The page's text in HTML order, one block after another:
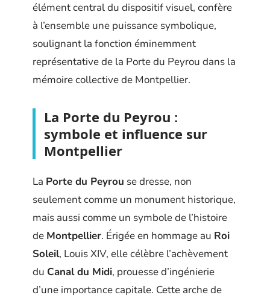
élément central du dispositif visuel, confère
à l’ensemble une puissance symbolique,
soulignant la fonction éminemment
représentative de la Porte du Peyrou dans la
mémoire collective de Montpellier.
La Porte du Peyrou :
symbole et influence sur
Montpellier
La Porte du Peyrou se dresse, non
seulement comme un monument historique,
mais aussi comme un symbole de l’histoire
de Montpellier. Érigée en hommage au Roi
Soleil, Louis XIV, elle célèbre l’achèvement
du Canal du Midi, prouesse d’ingénierie
d’une importance capitale. Cette arche de